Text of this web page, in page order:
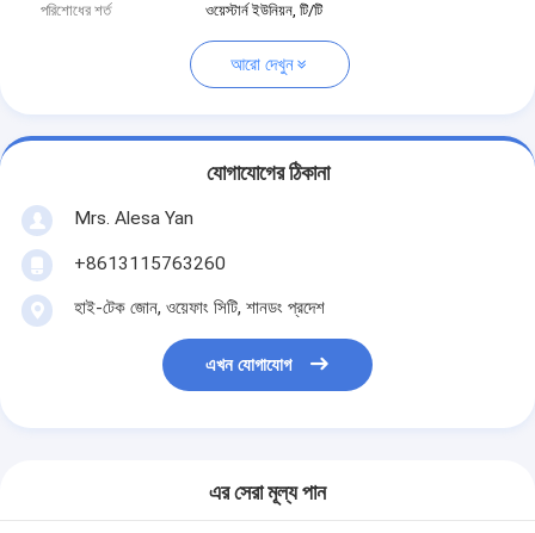
পরিশোধের শর্ত
ওয়েস্টার্ন ইউনিয়ন, টি/টি
আরো দেখুন
যোগাযোগের ঠিকানা
Mrs. Alesa Yan
+8613115763260
হাই-টেক জোন, ওয়েফাং সিটি, শানডং প্রদেশ
এখন যোগাযোগ
এর সেরা মূল্য পান